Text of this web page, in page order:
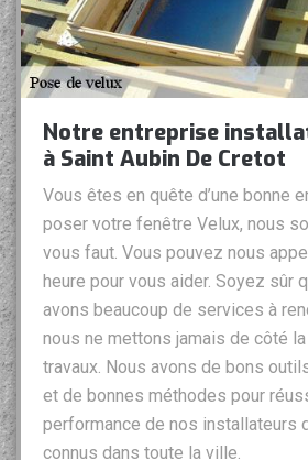
Notre entreprise
à Saint Aubin De Cretot
Vous êtes en quête d’une bonne
poser votre fenêtre Velux, nous
vous faut. Vous pouvez nous
heure pour vous aider. Soyez sûr
avons beaucoup de services à
nous ne mettons jamais de côté
travaux. Nous avons de bons
et de bonnes méthodes pour
performance de nos installateurs
connus dans toute la ville.